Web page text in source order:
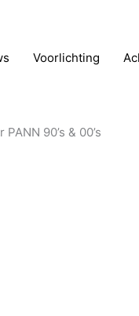
Voorlichting
90’s & 00’s